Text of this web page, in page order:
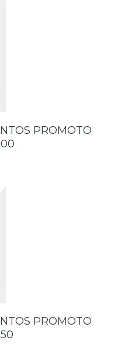
PROMOTO
PROMOTO